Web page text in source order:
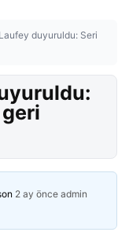
duyuruldu: Seri
2 ay önce admin